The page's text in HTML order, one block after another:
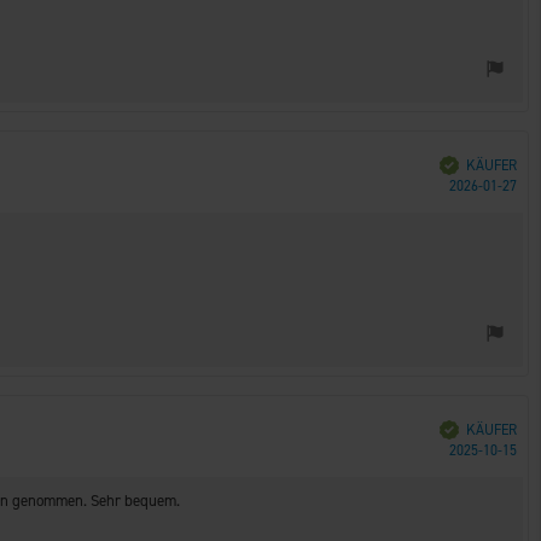
Verifiziert
KÄUFER
2026-01-27
Verifiziert
KÄUFER
2025-10-15
genommen. Sehr bequem.